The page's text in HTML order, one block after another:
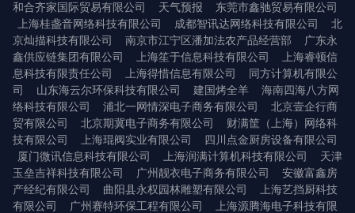
和合齐家国际贸易有限公司
天气预报
东莞市鑫驰贸易有限公司
上海桂盏音网络科技有限公司
成都智讯达网络科技有限公司
北
京灿描科技有限公司
南京市江宁区潘加法农产品经营部
广东永
鑫供应链集团有限公司
上海笙于信息科技有限公司
上海睿顿信
息科技有限责任公司
上海得惜信息有限公司
同方计算机有限公
司
山东海云尔环保科技有限公司 建国烤全羊
海南四海八方网
络科技有限公司
浦北一网情深电子商务有限公司
北京壹企行商
贸有限公司
北京期冀电子商务有限公司
财满筐（上海）网络科
技有限公司
上海琨阀实业有限公司
四川点金厨房设备有限公司
厦门微讯信息科技有限公司
上海润满计算机科技有限公司
天津
玉垒吉祥科技有限公司
广州靓衣电子商务有限公司
安徽富鑫房
产经纪有限公司
曲阳县永权园林雕塑有限公司
上海艺挡厨科技
有限公司
广州赛特环保工程有限公司
上海源腾海电子科技有限